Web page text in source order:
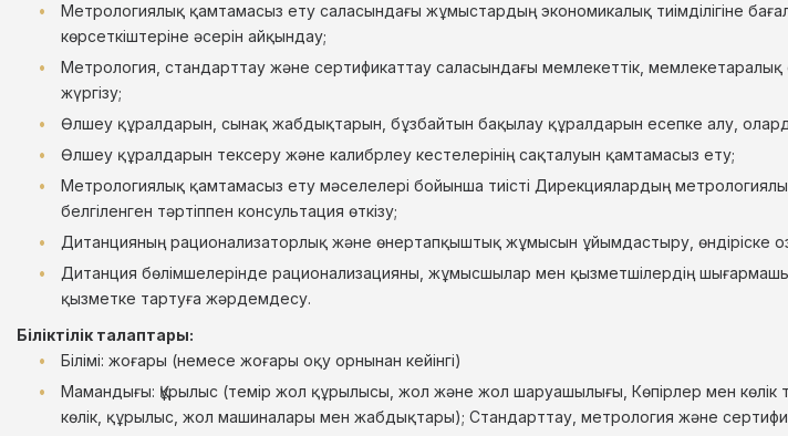
Метрологиялық қамтамасыз ету саласындағы жұмыстардың экономикалық тиімділігіне
көрсеткіштеріне әсерін айқындау;
Метрология, стандарттау және сертификаттау саласындағы мемлекеттік,
жүргізу;
Өлшеу құралдарын, сынақ жабдықтарын, бұзбайтын бақылау құралдарын есепке алу,
Өлшеу құралдарын тексеру және калибрлеу кестелерінің сақталуын қамтамасыз ету;
Метрологиялық қамтамасыз ету мәселелері бойынша тиісті Дирекциялардың
белгіленген тәртіппен консультация өткізу;
Дитанцияның рационализаторлық және өнертапқыштық жұмысын ұйымдастыру, өндіріске
Дитанция бөлімшелерінде рационализацияны, жұмысшылар мен қызметшілердің
қызметке тартуға жәрдемдесу.
Біліктілік талаптары:
Білімі: жоғары (немесе жоғары оқу орнынан кейінгі)
Мамандығы: Құрылыс (темір жол құрылысы, жол және жол шаруашылығы, Көпірлер мен көлік
көлік, құрылыс, жол машиналары мен жабдықтары); Стандарттау, метрология және